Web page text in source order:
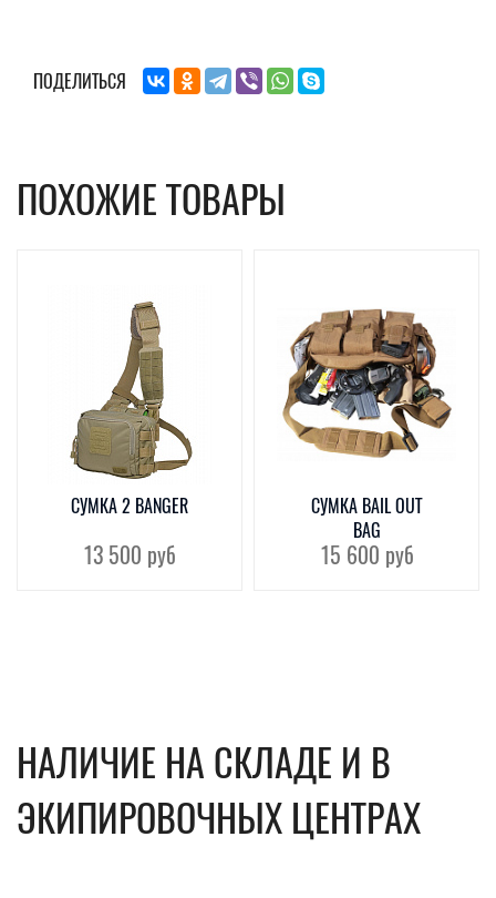
ПОДЕЛИТЬСЯ
ПОХОЖИЕ ТОВАРЫ
СУМКА 2 BANGER
13 500 руб
СУМКА BAIL OUT
BAG
15 600 руб
НАЛИЧИЕ НА СКЛАДЕ И В
ЭКИПИРОВОЧНЫХ ЦЕНТРАХ